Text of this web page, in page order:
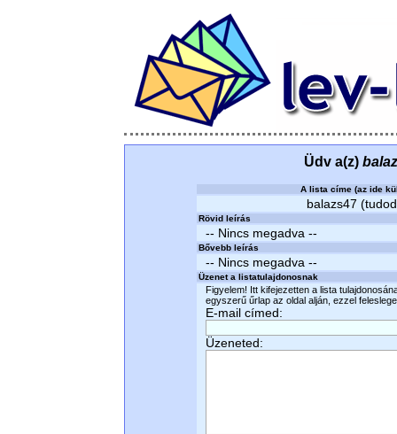
Üdv a(z)
A lista címe (az ide
balazs47
Rövid leírás
-- Nincs megadva --
Bővebb leírás
-- Nincs megadva --
Üzenet a listatulajdonosnak
Figyelem! Itt kifejezetten a lista
egyszerű űrlap az oldal alján, ezzel
E-mail címed:
Üzeneted: